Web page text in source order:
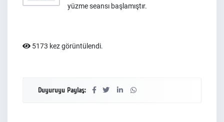
yüzme seansı başlamıştır.
5173 kez görüntülendi.
Duyuruyu Paylaş: